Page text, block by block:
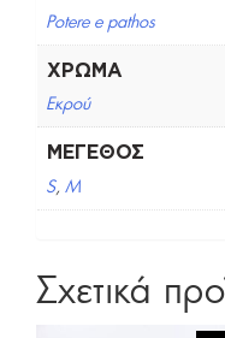
Potere e pathos
ΧΡΏΜΑ
Εκρού
ΜΈΓΕΘΟΣ
S, M
Σχετικά